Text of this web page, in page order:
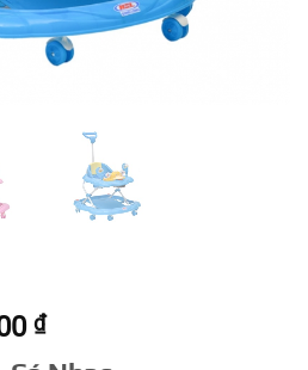
₫Giá
hiện